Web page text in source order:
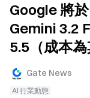
Google 將
Gemini 3.2
5.5（成本為
Gate News
AI 行業動態